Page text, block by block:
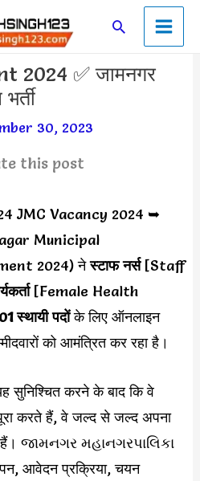
SearchMain
Menu
2024 ✅ जामनगर
30, 2023
this post
JMC Vacancy 2024 ➥
Municipal
2024) नेस्टाफ नर्स[Staff
[Female Health
स्थायी पदोंके लिए ऑनलाइन
को आमंत्रित कर रहा है।
सुनिश्चित करने के बाद कि वे
करते हैं, वे जल्द से जल्द अपना
જામનગર મહાનગરપાલિકા
आवेदन प्रक्रिया, चयन